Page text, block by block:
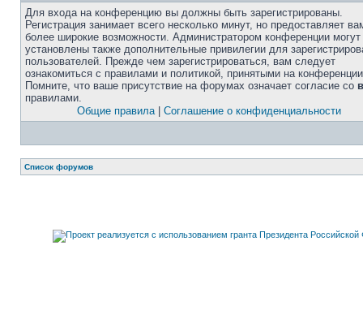
Для входа на конференцию вы должны быть зарегистрированы.
Регистрация занимает всего несколько минут, но предоставляет
более широкие возможности. Администратором конференции
установлены также дополнительные привилегии для
пользователей. Прежде чем зарегистрироваться, вам следует
ознакомиться с правилами и политикой, принятыми на
Помните, что ваше присутствие на форумах означает согласие со
правилами.
Общие правила| Соглашение о конфиденциальности
Список форумов